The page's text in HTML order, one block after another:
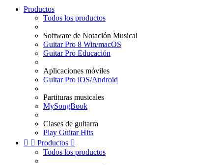
Productos
Todos los productos
Software de Notación Musical
Guitar Pro 8 Win/macOS
Guitar Pro Educación
Aplicaciones móviles
Guitar Pro iOS/Android
Partituras musicales
MySongBook
Clases de guitarra
Play Guitar Hits
  Productos 
Todos los productos